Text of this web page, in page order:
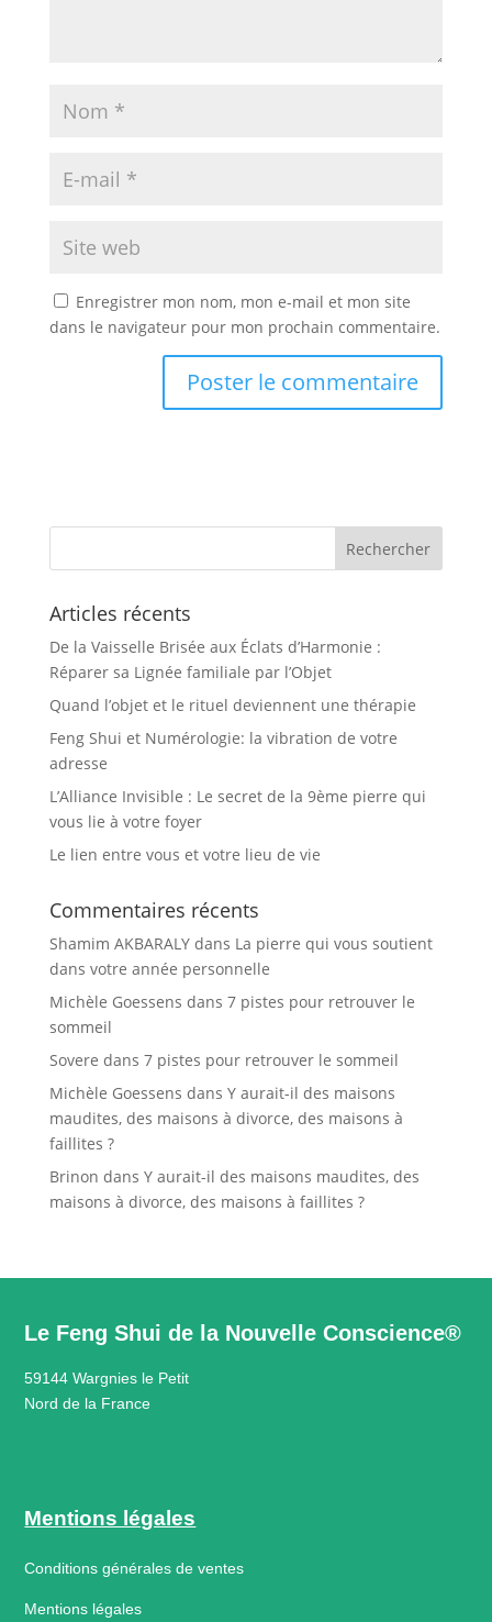
Enregistrer mon nom, mon e-mail et mon site
dans le navigateur pour mon prochain commentaire.
Articles récents
De la Vaisselle Brisée aux Éclats d’Harmonie :
Réparer sa Lignée familiale par l’Objet
Quand l’objet et le rituel deviennent une thérapie
Feng Shui et Numérologie: la vibration de votre
adresse
L’Alliance Invisible : Le secret de la 9ème pierre qui
vous lie à votre foyer
Le lien entre vous et votre lieu de vie
Commentaires récents
Shamim AKBARALYdans La pierre qui vous soutient
dans votre année personnelle
Michèle Goessens dans 7 pistes pour retrouver le
sommeil
Sovere dans 7 pistes pour retrouver le sommeil
Michèle Goessens dans Y aurait-il des maisons
maudites, des maisons à divorce, des maisons à
faillites ?
Brinon dans Y aurait-il des maisons maudites, des
maisons à divorce, des maisons à faillites ?
Le Feng Shui de la Nouvelle Conscience®
59144 Wargnies le Petit
Nord de la France
Mentions légales
Conditions générales de ventes
Mentions légales